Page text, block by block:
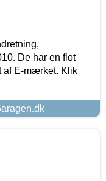
De har en flot
af E-mærket. Klik